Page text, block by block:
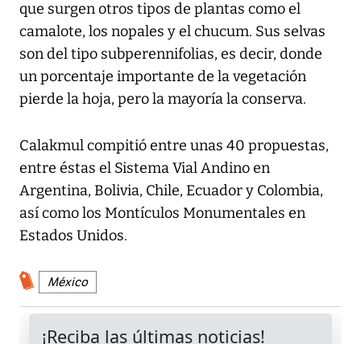
que surgen otros tipos de plantas como el
camalote, los nopales y el chucum. Sus selvas
son del tipo subperennifolias, es decir, donde
un porcentaje importante de la vegetación
pierde la hoja, pero la mayoría la conserva.
Calakmul compitió entre unas 40 propuestas,
entre éstas el Sistema Vial Andino en
Argentina, Bolivia, Chile, Ecuador y Colombia,
así como los Montículos Monumentales en
Estados Unidos.
México